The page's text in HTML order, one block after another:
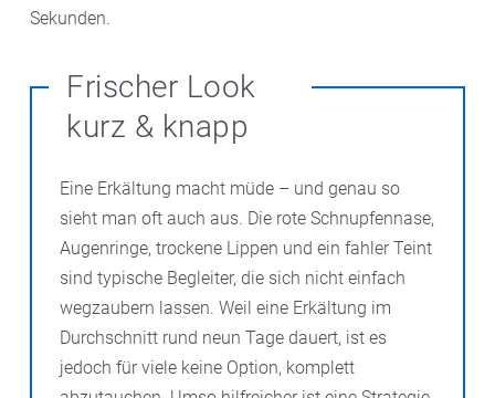
Sekunden.
Frischer Look
kurz & knapp
Eine Erkältung macht müde – und genau so
sieht man oft auch aus. Die rote Schnupfennase,
Augenringe, trockene Lippen und ein fahler Teint
sind typische Begleiter, die sich nicht einfach
wegzaubern lassen. Weil eine Erkältung im
Durchschnitt rund neun Tage dauert, ist es
jedoch für viele keine Option, komplett